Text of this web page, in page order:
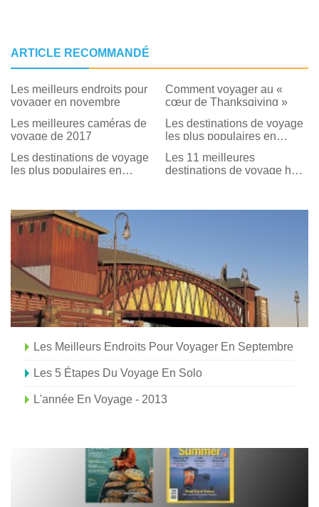
ARTICLE RECOMMANDÉ
Les meilleurs endroits pour
voyager en novembre
Comment voyager au «
cœur de Thanksgiving »
Les meilleures caméras de
voyage de 2017
Les destinations de voyage
les plus populaires en
Les destinations de voyage
les plus populaires en
Les 11 meilleures
destinations de voyage hors
Les Meilleurs Endroits Pour Voyager En Septembre
Les 5 Étapes Du Voyage En Solo
L'année En Voyage - 2013